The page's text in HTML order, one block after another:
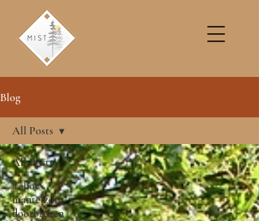
Blog
All Posts
Taboe
mantelzorg
doorbreken
All Posts